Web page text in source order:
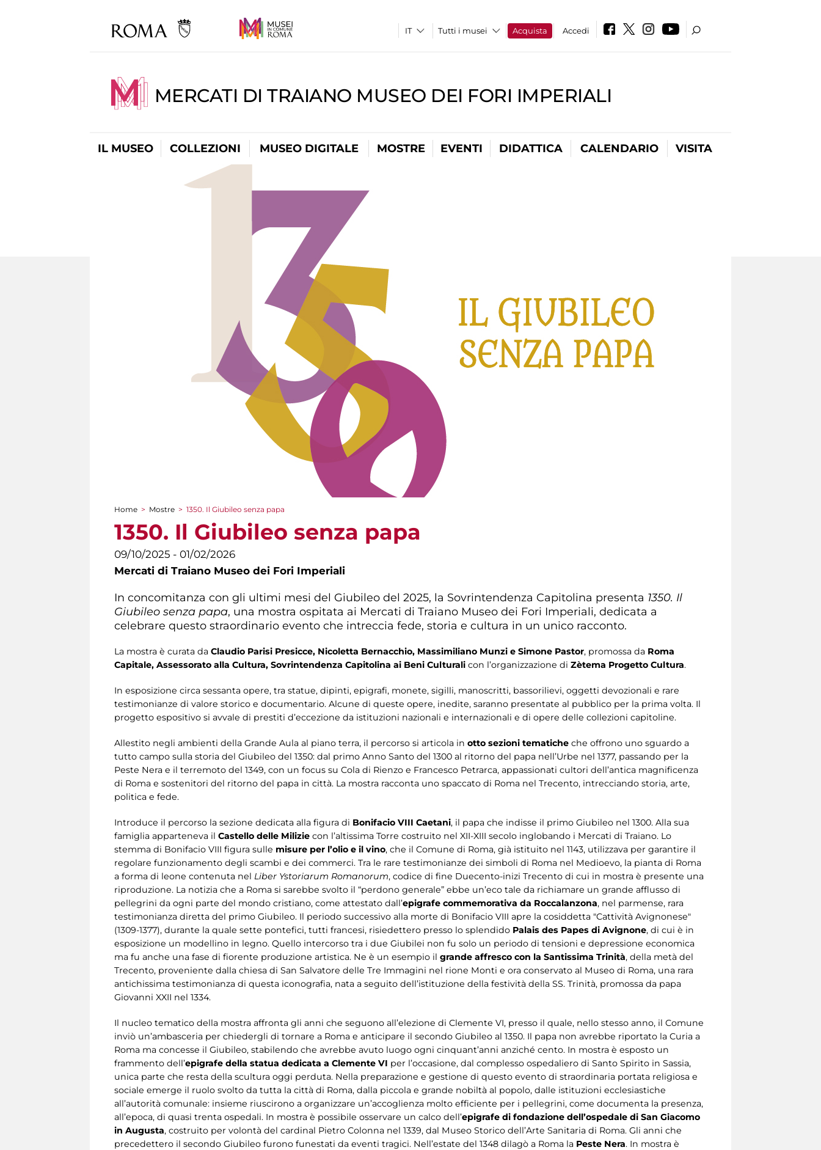
Tutti i musei Acquista Accedi
MERCATI DI TRAIANO MUSEO DEI FORI IMPERIALI
IL MUSEO COLLEZIONI MUSEO DIGITALE MOSTRE EVENTI DIDATTICA CALENDARIO VISITA
Tu sei qui
Home > Mostre > 1350. Il Giubileo senza papa
1350. Il Giubileo senza papa
09/10/2025 - 01/02/2026
Mercati di Traiano Museo dei Fori Imperiali
In concomitanza con gli ultimi mesi del Giubileo del 2025, la Sovrintendenza Capitolina presenta 1350. Il
Giubileo senza papa, una mostra ospitata ai Mercati di Traiano Museo dei Fori Imperiali, dedicata a
celebrare questo straordinario evento che intreccia fede, storia e cultura in un unico racconto.
La mostra è curata da Claudio Parisi Presicce, Nicoletta Bernacchio, Massimiliano Munzi e Simone Pastor, promossa da Roma
Capitale, Assessorato alla Cultura, Sovrintendenza Capitolina ai Beni Culturali con l’organizzazione di Zètema Progetto Cultura.
In esposizione circa sessanta opere, tra statue, dipinti, epigrafi, monete, sigilli, manoscritti, bassorilievi, oggetti devozionali e rare
testimonianze di valore storico e documentario. Alcune di queste opere, inedite, saranno presentate al pubblico per la prima volta. Il
progetto espositivo si avvale di prestiti d’eccezione da istituzioni nazionali e internazionali e di opere delle collezioni capitoline.
Allestito negli ambienti della Grande Aula al piano terra, il percorso si articola in otto sezioni tematiche che offrono uno sguardo a
tutto campo sulla storia del Giubileo del 1350: dal primo Anno Santo del 1300 al ritorno del papa nell’Urbe nel 1377, passando per la
Peste Nera e il terremoto del 1349, con un focus su Cola di Rienzo e Francesco Petrarca, appassionati cultori dell’antica magnificenza
di Roma e sostenitori del ritorno del papa in città. La mostra racconta uno spaccato di Roma nel Trecento, intrecciando storia, arte,
politica e fede.
Introduce il percorso la sezione dedicata alla figura di Bonifacio VIII Caetani, il papa che indisse il primo Giubileo nel 1300. Alla sua
famiglia apparteneva il Castello delle Milizie con l’altissima Torre costruito nel XII-XIII secolo inglobando i Mercati di Traiano. Lo
stemma di Bonifacio VIII figura sulle misure per l’olio e il vino, che il Comune di Roma, già istituito nel 1143, utilizzava per garantire il
regolare funzionamento degli scambi e dei commerci. Tra le rare testimonianze dei simboli di Roma nel Medioevo, la pianta di Roma
a forma di leone contenuta nel Liber Ystoriarum Romanorum, codice di fine Duecento-inizi Trecento di cui in mostra è presente una
riproduzione. La notizia che a Roma si sarebbe svolto il “perdono generale” ebbe un’eco tale da richiamare un grande afflusso di
pellegrini da ogni parte del mondo cristiano, come attestato dall’epigrafe commemorativa da Roccalanzona, nel parmense, rara
testimonianza diretta del primo Giubileo. Il periodo successivo alla morte di Bonifacio VIII apre la cosiddetta "Cattività Avignonese"
(1309-1377), durante la quale sette pontefici, tutti francesi, risiedettero presso lo splendido Palais des Papes di Avignone, di cui è in
esposizione un modellino in legno. Quello intercorso tra i due Giubilei non fu solo un periodo di tensioni e depressione economica
ma fu anche una fase di fiorente produzione artistica. Ne è un esempio il grande affresco con la Santissima Trinità, della metà del
Trecento, proveniente dalla chiesa di San Salvatore delle Tre Immagini nel rione Monti e ora conservato al Museo di Roma, una rara
antichissima testimonianza di questa iconografia, nata a seguito dell’istituzione della festività della SS. Trinità, promossa da papa
Giovanni XXII nel 1334.
Il nucleo tematico della mostra affronta gli anni che seguono all’elezione di Clemente VI, presso il quale, nello stesso anno, il Comune
inviò un’ambasceria per chiedergli di tornare a Roma e anticipare il secondo Giubileo al 1350. Il papa non avrebbe riportato la Curia a
Roma ma concesse il Giubileo, stabilendo che avrebbe avuto luogo ogni cinquant’anni anziché cento. In mostra è esposto un
frammento dell’epigrafe della statua dedicata a Clemente VI per l’occasione, dal complesso ospedaliero di Santo Spirito in Sassia,
unica parte che resta della scultura oggi perduta. Nella preparazione e gestione di questo evento di straordinaria portata religiosa e
sociale emerge il ruolo svolto da tutta la città di Roma, dalla piccola e grande nobiltà al popolo, dalle istituzioni ecclesiastiche
all’autorità comunale: insieme riuscirono a organizzare un’accoglienza molto efficiente per i pellegrini, come documenta la presenza,
all’epoca, di quasi trenta ospedali. In mostra è possibile osservare un calco dell’epigrafe di fondazione dell’ospedale di San Giacomo
in Augusta, costruito per volontà del cardinal Pietro Colonna nel 1339, dal Museo Storico dell’Arte Sanitaria di Roma. Gli anni che
precedettero il secondo Giubileo furono funestati da eventi tragici. Nell’estate del 1348 dilagò a Roma la Peste Nera. In mostra è